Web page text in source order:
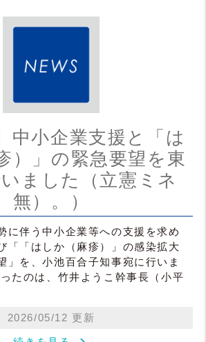
中小企業支援と「は
）」の緊急要望を東
ました（立憲ミネ
無）。）
に伴う中小企業等への支援を求め
「「はしか（麻疹）」の感染拡大
」を、小池百合子知事宛に行いま
たのは、竹井ようこ幹事長（小平
2026/05/12 更新